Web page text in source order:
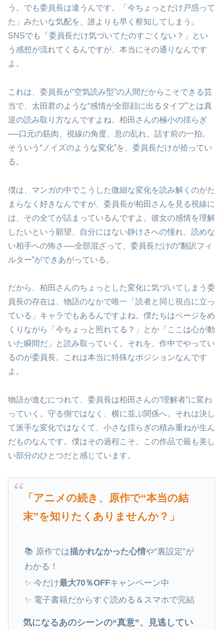
う。でも委員長は違うんです。「今ちょっとだけ戸惑って
た」みたいな気配を、誰よりも早く察知してしまう。
SNSでも「委員長だけ気づいてたのすごくない？」とい
う感想が流れてくるんですが、本当にその通りなんです
よ。
これは、委員長が“空気読み型”の人間だからこそできる芸
当で、太田君のような“感情が全部顔に出るタイプ”とは真
逆の読み取り方なんですよね。柏田さんの極小の揺らぎ
──口元の筋肉、視線の角度、息の乱れ、話す前の一拍。
そういう“ノイズのような変化”を、委員長だけが拾ってい
る。
僕は、マンガの中でこうした微細な変化を読み解くのがた
まらなく好きなんですが、委員長が柏田さんを見る視線に
は、その全てが詰まっているんですよ。彼女の感情を理解
したいという願望、自分にはない静けさへの憧れ、読めな
い相手への怖さ──全部混ざって、委員長だけの“翻訳フィ
ルター”ができあがっている。
だから、柏田さんのちょっとした変化に気づいてしまう委
員長の存在は、物語のなかで唯一「読者と同じ視点に立っ
ている」キャラでもあるんですよね。僕たちはページをめ
くりながら「今ちょっと照れてる？」とか「ここは心が動
いた瞬間だ」と読み取っていく。それを、作中でやってい
るのが委員長。これは本当に特殊なポジションなんです
よ。
物語が進むにつれて、委員長は柏田さんの“理解者”に変わ
っていく。守る側ではなく、横に並ぶ関係へ。それは決し
て派手な変化ではなくて、小さな揺らぎの積み重ねが生ん
だものなんです。僕はその過程こそ、この作品で最も美し
い部分のひとつだと感じています。
「アニメの続き、原作で“本当の結
末”を知りたくありませんか？」
📚 原作では描かれなかった心情や“裏設定”が
わかる！
✨ 今だけ最大70％OFFキャンペーン中
✨ 電子書籍だからすぐ読める＆スマホで完結
気になるあのシーンの“真意”、見逃してい